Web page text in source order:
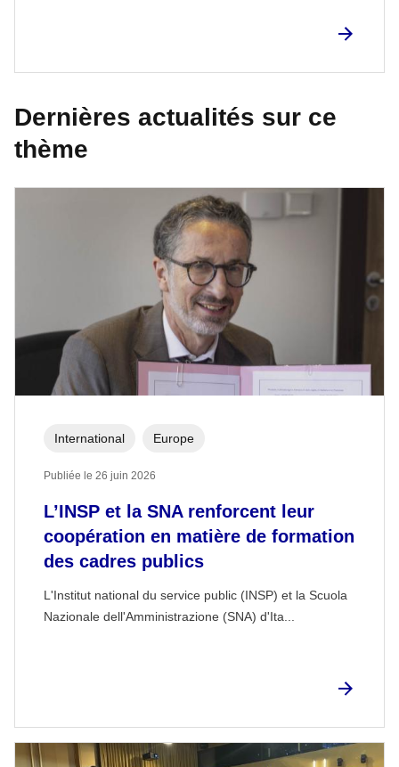
Dernières actualités sur ce
thème
L’INSP et la SNA renforcent leur
coopération en matière de formation
des cadres publics
L'Institut national du service public (INSP) et la Scuola
Nazionale dell'Amministrazione (SNA) d'Ita...
International Europe
Publiée le 26 juin 2026